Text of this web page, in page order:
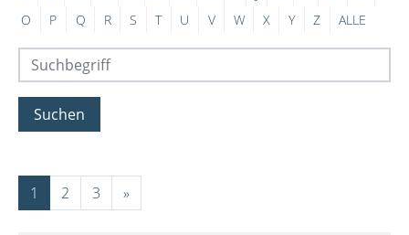
O
P Q R S T U V W X Y Z ALLE
Suchen
1 2 3 »